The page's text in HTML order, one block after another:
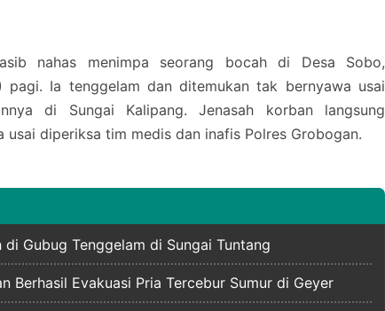
nahas menimpa seorang bocah di Desa Sobo,
pagi. Ia tenggelam dan ditemukan tak bernyawa usai
di Sungai Kalipang. Jenasah korban langsung
usai diperiksa tim medis dan inafis Polres Grobogan.
di Gubug Tenggelam di Sungai Tuntang
Berhasil Evakuasi Pria Tercebur Sumur di Geyer